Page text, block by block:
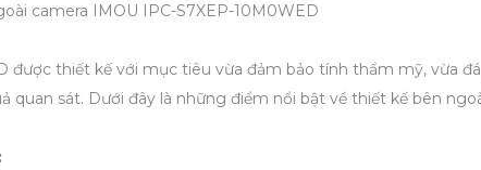
camera IMOU IPC-S7XEP-10M0WED
được thiết kế với mục tiêu vừa đảm bảo tính thẩm mỹ, vừa
quan sát. Dưới đây là những điểm nổi bật về thiết kế bên